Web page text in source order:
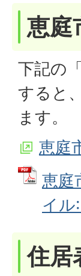
恵庭
下記の
すると
ます。
恵庭
恵庭
イル
住居